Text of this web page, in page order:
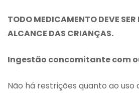
TODO MEDICAMENTO DEVE
ALCANCE DAS CRIANÇAS.
Ingestão concomitante com
Não há restrições quanto ao uso